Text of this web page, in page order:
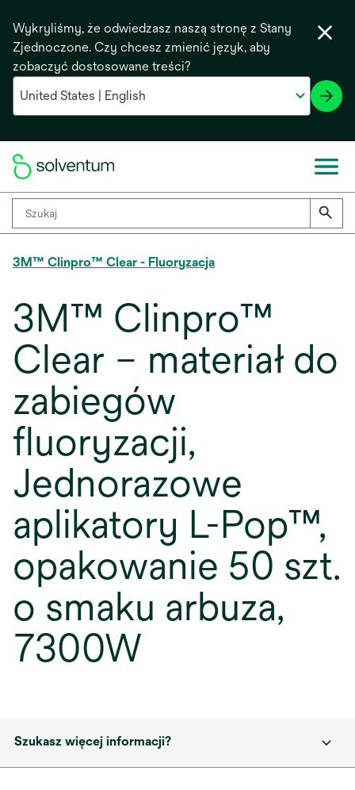
Wykryliśmy, że odwiedzasz naszą stronę z Stany
Zjednoczone. Czy chcesz zmienić język, aby
zobaczyć dostosowane treści?
3M™ Clinpro™ Clear - Fluoryzacja
3M™ Clinpro™
Clear – materiał do
zabiegów
fluoryzacji,
Jednorazowe
aplikatory L-Pop™,
opakowanie 50 szt.
o smaku arbuza,
7300W
Szukasz więcej informacji?